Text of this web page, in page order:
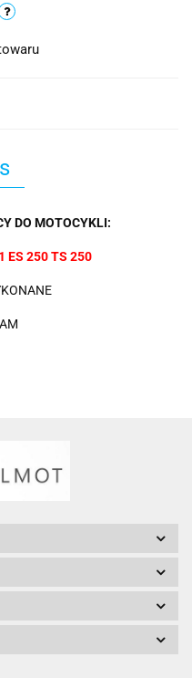
DO MOTOCYKLI:
ES 250 TS 250